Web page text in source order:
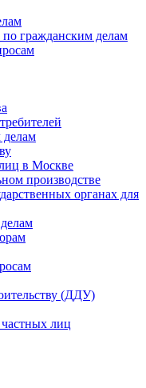
по гражданским делам
в Москве
производстве
органах для
(ДДУ)
лиц